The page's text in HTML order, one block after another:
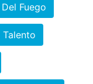
Fuego
Talento